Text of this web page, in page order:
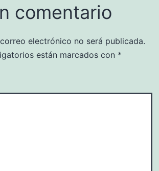
comentario
electrónico no será publicada.
están marcados con *